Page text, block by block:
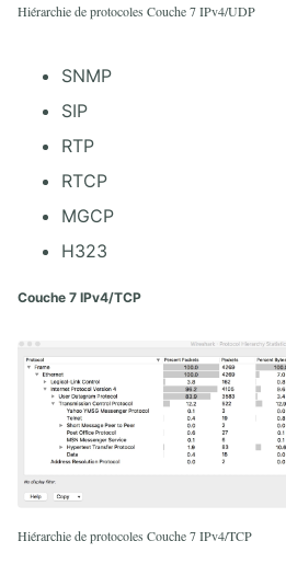
Hiérarchie de protocoles Couche 7 IPv4/UDP
SNMP
SIP
RTP
RTCP
MGCP
H323
Couche 7 IPv4/TCP
Hiérarchie de protocoles Couche 7 IPv4/TCP